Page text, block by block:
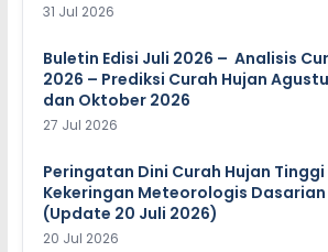
31 Jul 2026
Buletin Edisi Juli 2026 – Analisis
2026 – Prediksi Curah Hujan
dan Oktober 2026
27 Jul 2026
Peringatan Dini Curah Hujan
Kekeringan Meteorologis Dasarian
(Update 20 Juli 2026)
20 Jul 2026